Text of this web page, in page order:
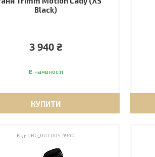
Black)
3 940 ₴
В наявності
КУПИТИ
GRG_001.004.4940